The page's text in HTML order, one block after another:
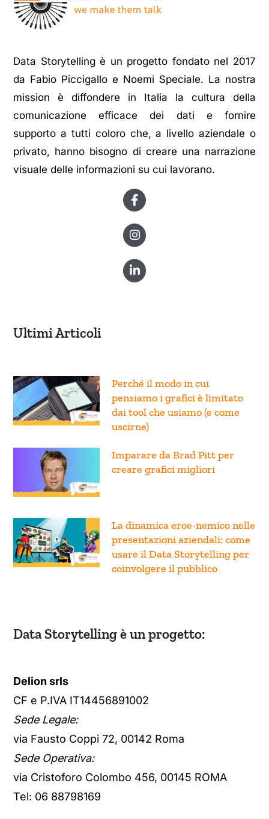
Data Storytelling è un progetto fondato nel 2017
mission è diffondere in Italia la cultura della
comunicazione efficace dei dati e fornire
supporto a tutti coloro che, a livello aziendale o
privato, hanno bisogno di creare una narrazione
visuale delle informazioni su cui lavorano.
dai tool che usiamo (e come
uscirne)
Imparare da Brad Pitt per
usare il Data Storytelling per
coinvolgere il pubblico
Sede Operativa:
via Cristoforo Colombo 456, 00145 ROMA
Tel: 06 88798169
Privacy Policy